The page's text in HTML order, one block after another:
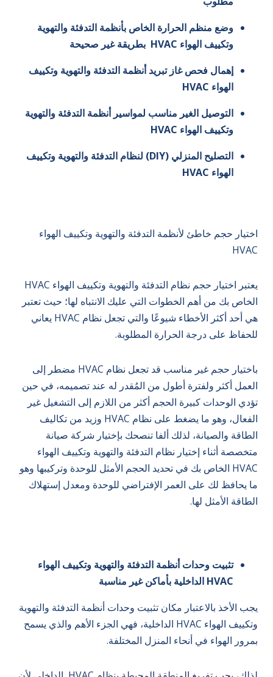
وضع منظم الحرارة الخاص بأنظمة التدفئة والتهوية
وتكييف الهواء HVAC بطريقة غير صحيحة
إهمال فحص غاز تبريد أنظمة التدفئة والتهوية وتكييف
الهواء HVAC
التوصيل الغير مناسب لمواسير أنظمة التدفئة والتهوية
وتكييف الهواء HVAC
التصليح المنزلي (DIY) لنظام التدفئة والتهوية وتكييف
الهواء HVAC
اختيار حجم خاطئ لأنظمة التدفئة والتهوية وتكييف الهواء
HVAC
يعتبر اختيار حجم نظام التدفئة والتهوية وتكييف الهواء HVAC
الخاص بك من أهم الخطوات التي عليك الانتباه لها؛ حيث تعتبر
هي أحد أكثر الأخطاء شيوعًا والتي تجعل نظام HVAC يعاني
للحفاظ على درجة الحرارة المطلوبة.
باختيار حجم غير مناسب قد تجعل نظام HVAC مضطر إلى
العمل أكثر ولفترة أطول من المُقدر له عند تصميمه، في حين
تؤدي الوحدات كبيرة الحجم أكثر من اللازم إلى التشغيل غير
الفعال، وهو ما يضغط على نظام HVAC وزيد من تكاليف
الطاقة والصيانة، لذلك ألفا تنصحك بإختيار شركة صيانة
متخصصة أثناء إختيار نظام التدفئة والتهوية وتكييف الهواء
HVAC الخاص بك في تحديد الحجم الأمثل للوحدة وتركيبها وهو
ما يحافظ لك على العمر الإفتراضي للوحدة ومعدل إستهلاك
الطاقة الأمثل لها.
تثبيت وحدات أنظمة التدفئة والتهوية وتكييف الهواء
HVAC الداخلية بأماكن غير مناسبة
يجب الأخذ بالاعتبار مكان تثبيت وحدات أنظمة التدفئة والتهوية
وتكييف الهواء HVAC الداخلية، فهي الجزء الأهم والذي يسمح
بمرور الهواء في أنحاء المنزل المختلفة.